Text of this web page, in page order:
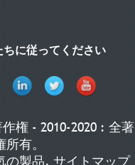
ちに従ってください
権 - 2010-2020 : 全著
所有。
の製品, サイトマップ